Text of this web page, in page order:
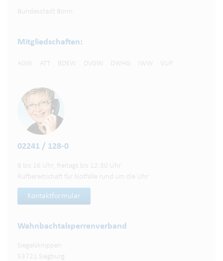
Bundesstadt Bonn
Mitgliedschaften:
AGW ATT BDEW DVGW DWHG IWW VUP
02241 / 128-0
8 bis 16 Uhr, freitags bis 12:30 Uhr
Rufbereitschaft für Notfälle rund um die Uhr
Kontaktformular
Wahnbachtalsperren­verband
Siegelsknippen
53721 Siegburg